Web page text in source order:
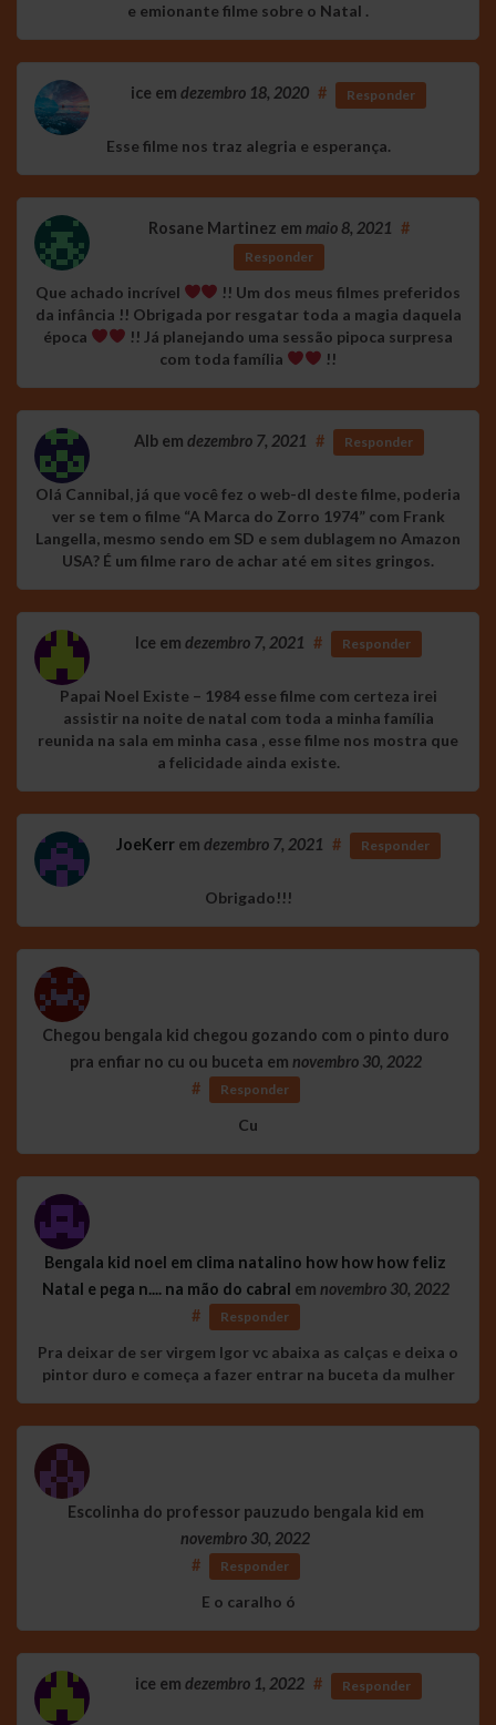
e emionante filme sobre o Natal .
ice em dezembro 18, 2020 # Responder
Esse filme nos traz alegria e esperança.
Rosane Martinez em maio 8, 2021 #
Responder
Que achado incrível
!! Um dos meus filmes preferidos
da infância !! Obrigada por resgatar toda a magia daquela
época
!! Já planejando uma sessão pipoca surpresa
com toda família
!!
Albem dezembro 7, 2021 # Responder
Olá Cannibal, já que você fez o web-dl deste filme, poderia
ver se tem o filme “A Marca do Zorro 1974” com Frank
Langella, mesmo sendo em SD e sem dublagem no Amazon
USA? É um filme raro de achar até em sites gringos.
Ice em dezembro 7, 2021 # Responder
Papai Noel Existe – 1984 esse filme com certeza irei
assistir na noite de natal com toda a minha família
reunida na sala em minha casa , esse filme nos mostra que
a felicidade ainda existe.
JoeKerr em dezembro 7, 2021 # Responder
Obrigado!!!
Chegou bengala kid chegou gozando com o pinto duro
pra enfiar no cu ou buceta em novembro 30, 2022
#
Responder
Cu
Bengala kid noel em clima natalino how how how feliz
Natal e pega n.... na mão do cabral em novembro 30, 2022
#
Responder
Pra deixar de ser virgem Igor vc abaixa as calças e deixa o
pintor duro e começa a fazer entrar na buceta da mulher
Escolinha do professor pauzudo bengala kid em
novembro 30, 2022
#
Responder
E o caralho ó
ice em dezembro 1, 2022 # Responder